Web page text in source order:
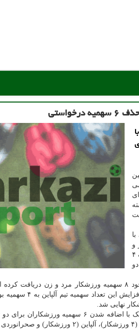
و
سه همراه (کادر فنی) شده بود اما کمیته ملی المپیک در نهایت با حذف ۴
و دو
فدراسیون اسکی و ورزش های زمستانی هم برای تیم صحرانوردی خود ۸ سهمیه
سهمیه برای ورزشکاران در اختیار
نهایی شد.